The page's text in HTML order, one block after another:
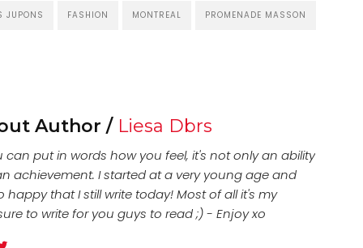
JUPONS FASHION MONTREAL PROMENADE MASSON
Author / Liesa Dbrs
can put in words how you feel, it's not only an ability
achievement. I started at a very young age and
happy that I still write today! Most of all it's my
to write for you guys to read ;) - Enjoy xo